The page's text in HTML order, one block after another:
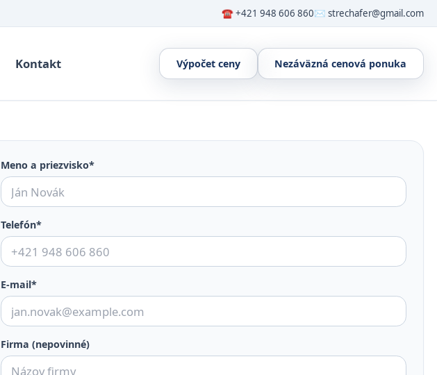
☎ +421 948 606 860✉ strechafer@gmail.com
Kontakt Výpočet ceny Nezáväzná cenová ponuka
Meno a priezvisko*
Telefón*
E-mail*
Firma (nepovinné)